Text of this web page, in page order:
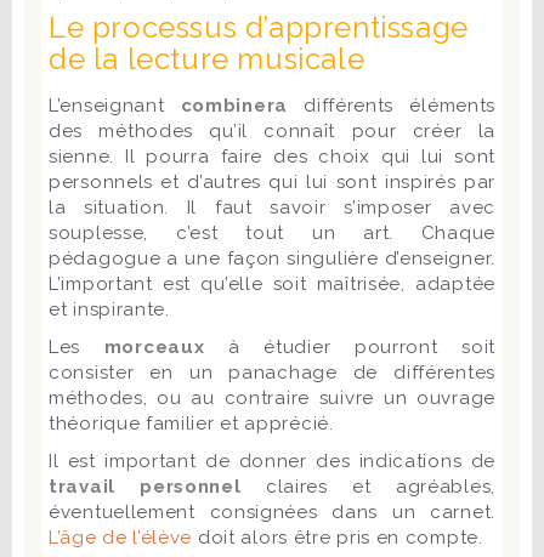
Le processus d’apprentissage
de la lecture musicale
L’enseignant combinera
différents éléments
des méthodes qu’il connaît pour créer la
sienne. Il pourra faire des choix qui lui sont
personnels et d’autres qui lui sont inspirés par
la situation. Il faut savoir s’imposer avec
souplesse, c’est tout un art. Chaque
pédagogue a une façon singulière d’enseigner.
L’important est qu’elle soit maîtrisée, adaptée
et inspirante.
Les morceaux à étudier pourront soit
consister en un panachage de différentes
méthodes, ou au contraire suivre un ouvrage
théorique familier et apprécié.
Il est important de donner des indications de
travail personnel claires et agréables,
éventuellement consignées dans un carnet.
L’âge de l’élève doit alors être pris en compte.